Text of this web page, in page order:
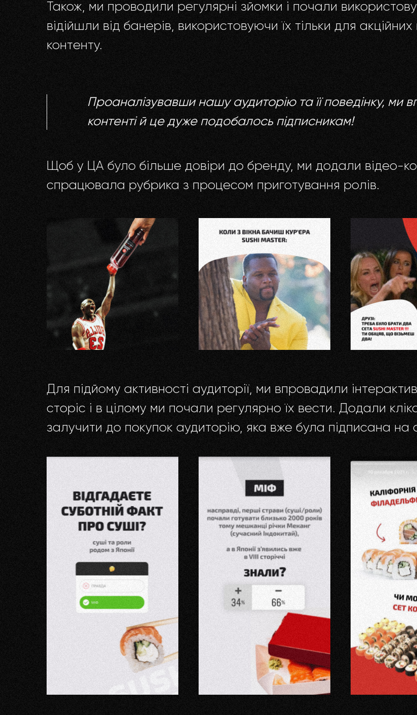
Також, ми проводили регулярні зйомки і почали
відійшли від банерів, використовуючи їх тільки для
контенту.
Проаналізувавши нашу аудиторію та її поведінку, ми
контенті й це дуже подобалось підписникам!
Щоб у ЦА було більше довіри до бренду, ми додали відео-
спрацювала рубрика з процесом приготування ролів.
Для підйому активності аудиторії, ми впровадили
сторіс і в цілому ми почали регулярно їх вести. Додали
залучити до покупок аудиторію, яка вже була підписана на